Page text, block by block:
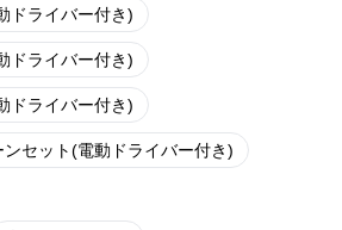
ドライバー付き)
ドライバー付き)
ドライバー付き)
セット(電動ドライバー付き)